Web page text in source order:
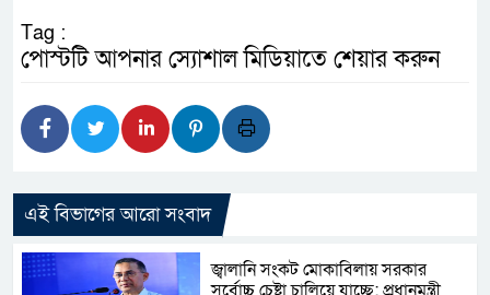
Tag :
পোস্টটি আপনার স্যোশাল মিডিয়াতে শেয়ার করুন
এই বিভাগের আরো সংবাদ
জ্বালানি সংকট মোকাবিলায় সরকার
সর্বোচ্চ চেষ্টা চালিয়ে যাচ্ছে: প্রধানমন্ত্রী